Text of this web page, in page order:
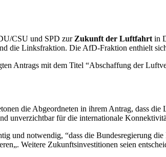
CSU und SPD zur Zukunft der Luftfahrt in
die Linksfraktion. Die AfD-Fraktion enthielt
Antrags mit dem Titel “Abschaffung der
die Abgeordneten in ihrem Antrag, dass
unverzichtbar für die internationale
und notwendig, “dass die Bundesregierung
Weitere Zukunftsinvestitionen seien